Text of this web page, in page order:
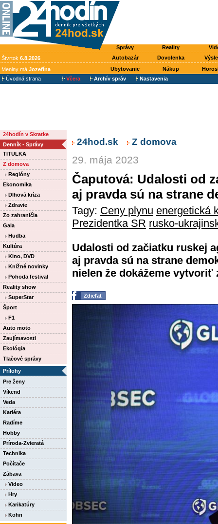
Správy Reality
Štvrtok 6.8.2026 Autobazár Dovolenka
Meniny má Jozefína Ubytovanie Nákup
Úvodná strana
Včera Archív správ Nastavenia
24hodín v Skratke
Denník - Správy
TITULKA
Z domova
Regióny
Ekonomika
Dlhová kríza
Zdravie
Zo zahraničia
Gala
Hudba
Kultúra
Kino, DVD
Knižné novinky
Pohoda festival
Reality show
SuperStar
Šport
F1
Auto moto
Zaujímavosti
Ekológia
Tlačové správy
Prílohy
Pre ženy
Víkend
Veda
Kariéra
Radíme
Hobby
Príroda-Zvieratá
Technika
Počítače
Zábava
Video
Hry
Karikatúry
Kohn
24hod.sk Z domova
29. mája 2023
Čaputová: Udalosti od
aj pravda sú na strane
Tagy: Ceny plynu energetická
Prezidentka SR rusko-
Udalosti od začiatku ruskej
aj pravda sú na strane
nielen že dokážeme vytvoriť
Zdieľať